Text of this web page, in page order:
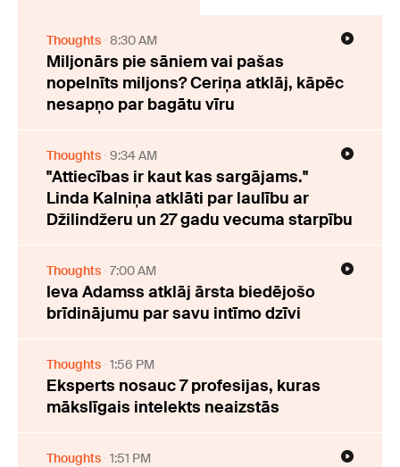
Thoughts 8:30 AM
Miljonārs pie sāniem vai pašas
nopelnīts miljons? Ceriņa atklāj, kāpēc
nesapņo par bagātu vīru
Thoughts 9:34 AM
"Attiecības ir kaut kas sargājams."
Linda Kalniņa atklāti par laulību ar
Džilindžeru un 27 gadu vecuma starpību
Thoughts 7:00 AM
Ieva Adamss atklāj ārsta biedējošo
brīdinājumu par savu intīmo dzīvi
Thoughts 1:56 PM
Eksperts nosauc 7 profesijas, kuras
mākslīgais intelekts neaizstās
Thoughts 1:51 PM